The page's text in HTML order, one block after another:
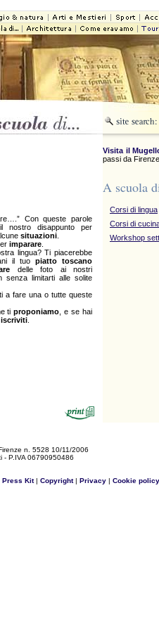
Visita il
passi da
A scuola
Corsi di lingua
Corsi di
Workshop
Con queste parole
nostro disappunto per
situazioni
imparare
lingua? Ti piacerebbe
il tuo piatto toscano
delle foto ai nostri
senza limitarti alle solite
a fare una o tutte queste
tiproponiamo , e se hai
iscriviti
n. 5528 10/11/2006
- P.IVA 06790950486
Press Kit| Copyright| Privacy | Cookie policy